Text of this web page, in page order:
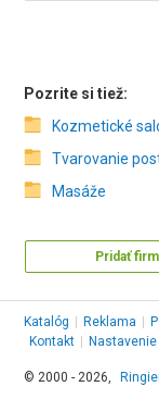
Pozrite si tiež:
Kozmetické
Tvarovanie
Masáže
Pridať
Katalóg Reklama
Kontakt
© 2000 - 2026,